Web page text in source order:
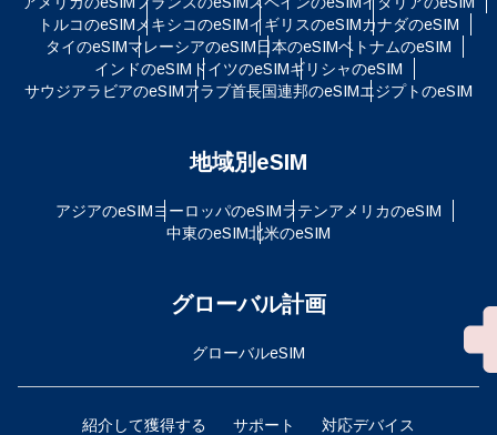
トルコのeSIM メキシコのeSIMイギリスのeSIMカナダのeSIM
タイのeSIMマレーシアのeSIM日本のeSIMベトナムのeSIM
インドのeSIM ドイツのeSIMギリシャのeSIM
サウジアラビアのeSIMアラブ首長国連邦のeSIMエジプトのeSIM
地域別eSIM
アジアのeSIMヨーロッパのeSIMラテンアメリカのeSIM
中東のeSIM北米のeSIM
グローバル計画
グローバルeSIM
紹介して獲得する サポート 対応デバイス